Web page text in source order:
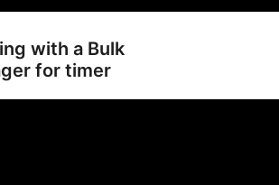
with a Bulk
for timer